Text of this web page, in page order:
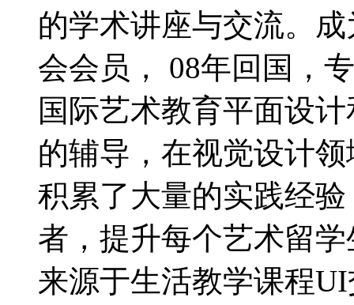
的学术讲座与交流。
会会员， 08年回国，
国际艺术教育平面设
的辅导，在视觉设计
积累了大量的实践经
者，提升每个艺术留
来源于生活教学课程